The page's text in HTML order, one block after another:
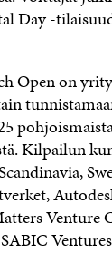
Day -
Open on
Kilpailun
Venture